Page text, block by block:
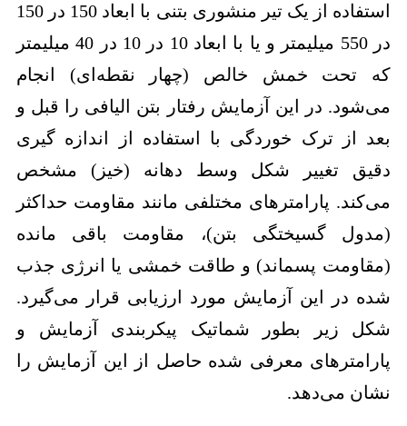
استفاده از یک تیر منشوری بتنی با ابعاد 150 در 150
در 550 میلیمتر و یا با ابعاد 10 در 10 در 40 میلیمتر
که تحت خمش خالص (چهار نقطه‌ای) انجام
می‌شود. در این آزمایش رفتار بتن الیافی را قبل و
بعد از ترک خوردگی با استفاده از اندازه گیری
دقیق تغییر شکل وسط دهانه (خیز) مشخص
می‌کند. پارامترهای مختلفی مانند مقاومت حداکثر
(مدول گسیختگی بتن)، مقاومت باقی مانده
(مقاومت پسماند) و طاقت خمشی یا انرژی جذب
شده در این آزمایش مورد ارزیابی قرار می‌گیرد.
شکل زیر بطور شماتیک پیکربندی آزمایش و
پارامترهای معرفی شده حاصل از این آزمایش را
نشان می‌دهد.